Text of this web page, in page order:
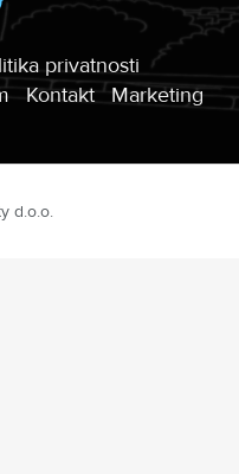
privatnosti
Kontakt Marketing
d.o.o.